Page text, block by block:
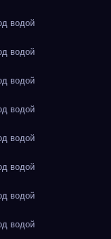
водой
водой
водой
водой
водой
водой
водой
водой